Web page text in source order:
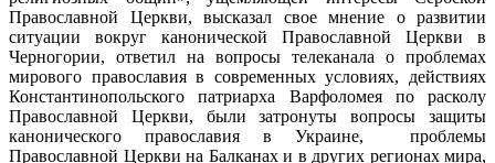
Православной Церкви, высказал свое мнение о развитии
ситуации вокруг канонической Православной Церкви в
Черногории, ответил на вопросы телеканала о проблемах
мирового православия в современных условиях, действиях
Константинопольского патриарха Варфоломея по расколу
Православной Церкви, были затронуты вопросы защиты
канонического православия в Украине, проблемы
Православной Церкви на Балканах и в других регионах мира,